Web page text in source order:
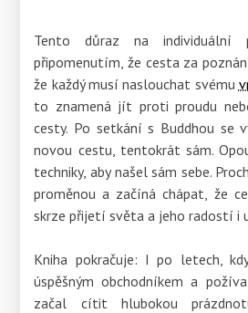
Tento důraz na individuální
připomenutím, že cesta za
že každý musí naslouchat svému
to znamená jít proti proudu
cesty. Po setkání s Buddhou se
novou cestu, tentokrát sám.
techniky, aby našel sám sebe.
proměnou a začíná chápat, že
skrze přijetí světa a jeho radostí i
Kniha pokračuje: I po letech,
úspěšným obchodníkem a
začal cítit hlubokou